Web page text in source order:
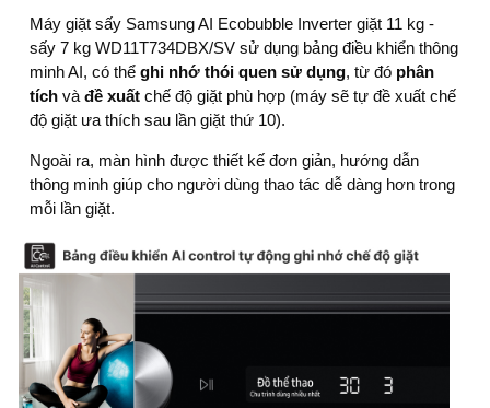
Máy giặt sấy Samsung AI Ecobubble Inverter giặt 11 kg -
sấy 7 kg WD11T734DBX/SV sử dụng bảng điều khiển thông
minh AI, có thể ghi nhớ thói quen sử dụng, từ đó phân
tích và đề xuất chế độ giặt phù hợp (máy sẽ tự đề xuất chế
độ giặt ưa thích sau lần giặt thứ 10).
Ngoài ra, màn hình được thiết kế đơn giản, hướng dẫn
thông minh giúp cho người dùng thao tác dễ dàng hơn trong
mỗi lần giặt.